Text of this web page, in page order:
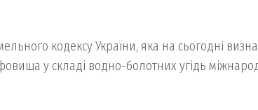
кодексу України, яка на сьогодні
у складі водно-болотних угідь